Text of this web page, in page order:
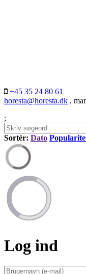
+45 35 24 80 61
horesta@horesta.dk ,
;
Sortér: Dato
Log ind